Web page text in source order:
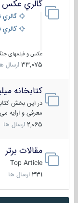
گالري عكس و
گالري
گالري
عکس و فیلمهای
33,075 ارسال ها
کتابخانه
در این بخش
معرفی و ارایه می
2,065 ارسال ها
مقالات برتر
Top Article
331 ارسال ها